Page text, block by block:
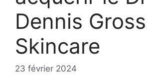
Dennis Gross
Skincare
23 février 2024